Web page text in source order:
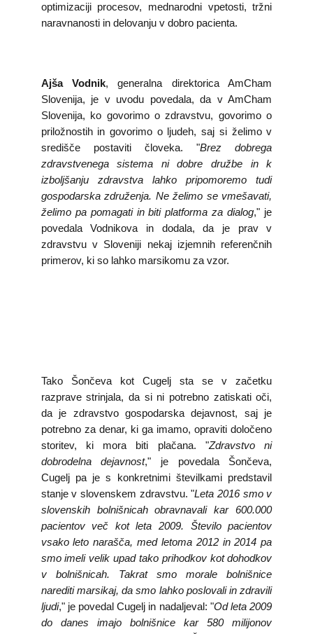
optimizaciji procesov, mednarodni vpetosti, tržni
naravnanosti in delovanju v dobro pacienta.
Ajša Vodnik, generalna direktorica AmCham
Slovenija, je v uvodu povedala, da v AmCham
Slovenija, ko govorimo o zdravstvu, govorimo o
priložnostih in govorimo o ljudeh, saj si želimo v
središče postaviti človeka. "Brez dobrega
zdravstvenega sistema ni dobre družbe in k
izboljšanju zdravstva lahko pripomoremo tudi
gospodarska združenja. Ne želimo se vmešavati,
želimo pa pomagati in biti platforma za dialog," je
povedala Vodnikova in dodala, da je prav v
zdravstvu v Sloveniji nekaj izjemnih referenčnih
primerov, ki so lahko marsikomu za vzor.
Tako Šončeva kot Cugelj sta se v začetku
razprave strinjala, da si ni potrebno zatiskati oči,
da je zdravstvo gospodarska dejavnost, saj je
potrebno za denar, ki ga imamo, opraviti določeno
storitev, ki mora biti plačana. "Zdravstvo ni
dobrodelna dejavnost," je povedala Šončeva,
Cugelj pa je s konkretnimi številkami predstavil
stanje v slovenskem zdravstvu. "Leta 2016 smo v
slovenskih bolnišnicah obravnavali kar 600.000
pacientov več kot leta 2009. Število pacientov
vsako leto narašča, med letoma 2012 in 2014 pa
smo imeli velik upad tako prihodkov kot dohodkov
v bolnišnicah. Takrat smo morale bolnišnice
narediti marsikaj, da smo lahko poslovali in zdravili
ljudi," je povedal Cugelj in nadaljeval: "Od leta 2009
do danes imajo bolnišnice kar 580 milijonov